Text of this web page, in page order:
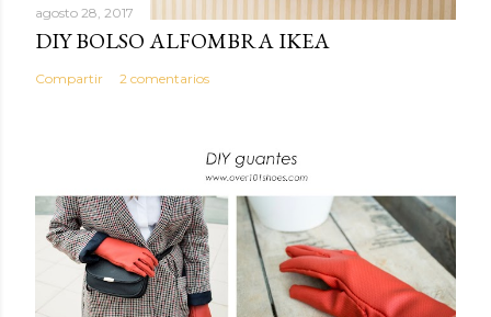
agosto 28, 2017
DIY BOLSO ALFOMBRA IKEA
Compartir 2 comentarios